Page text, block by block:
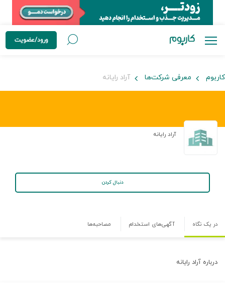
ورود/عضویت
کاربوم معرفی شرکت‌ها آراد رایانه
آراد رایانه
دنبال کردن
در یک نگاه آگهی‌های استخدام مصاحبه‌ها
درباره آراد رایانه